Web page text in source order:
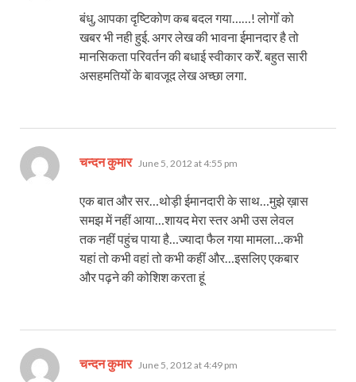
बंधु, आपका दृष्टिकोण कब बदल गया……! लोगोँ को
खबर भी नही हुई. अगर लेख की भावना ईमानदार है तो
मानसिकता परिवर्तन की बधाई स्वीकार करेँ. बहुत सारी
असहमतियोँ के बावजूद लेख अच्छा लगा.
चन्दन कुमार says:
June 5, 2012 at 4:55 pm
एक बात और सर…थोड़ी ईमानदारी के साथ…मुझे ख़ास
समझ में नहीं आया…शायद मेरा स्तर अभी उस लेवल
तक नहीं पहुंच पाया है…ज्यादा फैल गया मामला…कभी
यहां तो कभी वहां तो कभी कहीं और…इसलिए एकबार
और पढ़ने की कोशिश करता हूं
चन्दन कुमार says:
June 5, 2012 at 4:49 pm